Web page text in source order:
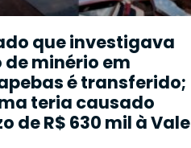
que investigava
de minério em
é transferido;
teria causado
de R$ 630 mil à Vale